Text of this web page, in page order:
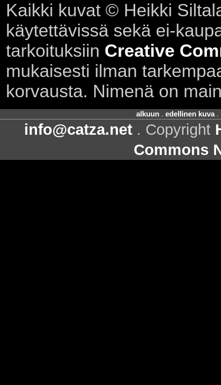
Kaikki kuvat © Heikki
käytettävissä sekä ei-
tarkoituksiin Creative
mukaisesti ilman
korvausta. Nimenä on
alkuun. edellinen kuva.
info@catza.net . Copyright
Commons